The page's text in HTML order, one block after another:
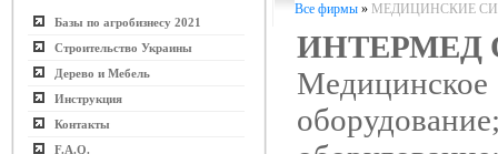
Базы по агробизнесу 2021
Строительство Украины
Дерево и Мебель
Инструкция
Контакты
F.A.Q.
Все фирмы » МЕДИЦИНСКИЕ
ИНТЕРМЕД
Медицинское